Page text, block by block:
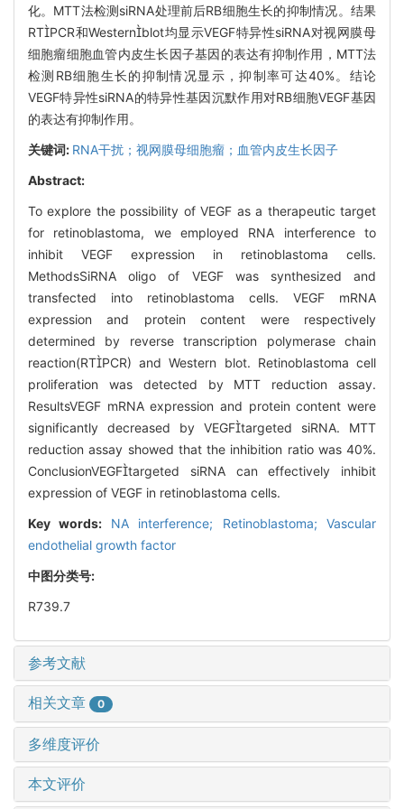
化。MTT法检测siRNA处理前后RB细胞生长的抑制情况。结果
RTPCR和Westernblot均显示VEGF特异性siRNA对视网膜母
细胞瘤细胞血管内皮生长因子基因的表达有抑制作用，MTT法
检测RB细胞生长的抑制情况显示，抑制率可达40%。结论
VEGF特异性siRNA的特异性基因沉默作用对RB细胞VEGF基因
的表达有抑制作用。
关键词: RNA干扰；视网膜母细胞瘤；血管内皮生长因子
Abstract:
To explore the possibility of VEGF as a therapeutic target
for retinoblastoma, we employed RNA interference to
inhibit VEGF expression in retinoblastoma cells.
MethodsSiRNA oligo of VEGF was synthesized and
transfected into retinoblastoma cells. VEGF mRNA
expression and protein content were respectively
determined by reverse transcription polymerase chain
reaction(RTPCR) and Western blot. Retinoblastoma cell
proliferation was detected by MTT reduction assay.
ResultsVEGF mRNA expression and protein content were
significantly decreased by VEGFtargeted siRNA. MTT
reduction assay showed that the inhibition ratio was 40%.
ConclusionVEGFtargeted siRNA can effectively inhibit
expression of VEGF in retinoblastoma cells.
Key words: NA interference; Retinoblastoma; Vascular
endothelial growth factor
中图分类号:
R739.7
参考文献
相关文章 0
多维度评价
本文评价